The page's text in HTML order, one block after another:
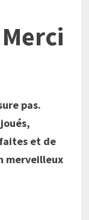
pas.
et de
merveilleux